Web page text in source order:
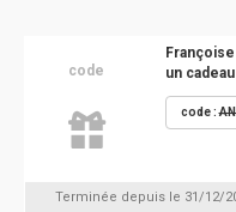
code
un
code :
Terminée depuis le 31/12/